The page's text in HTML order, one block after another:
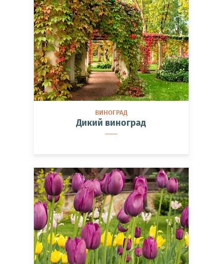
ВИНОГРАД
Дикий виноград